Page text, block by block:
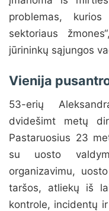
problemas,
sektoriaus
jūrininkų sąjungos
Vienija
53-erių
dvidešimt metų
Pastaruosius 23
su uosto
organizavimu,
taršos, atliekų iš
kontrole, incidentų